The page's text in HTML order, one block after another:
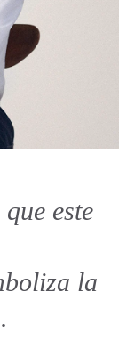
este
la